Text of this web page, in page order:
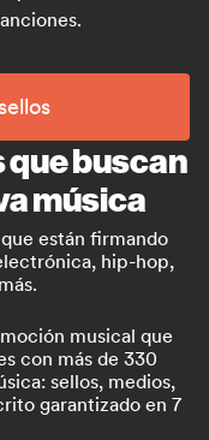
buscan
música
están firmando
hip-hop,
musical que
con más de 330
sellos, medios,
garantizado en 7